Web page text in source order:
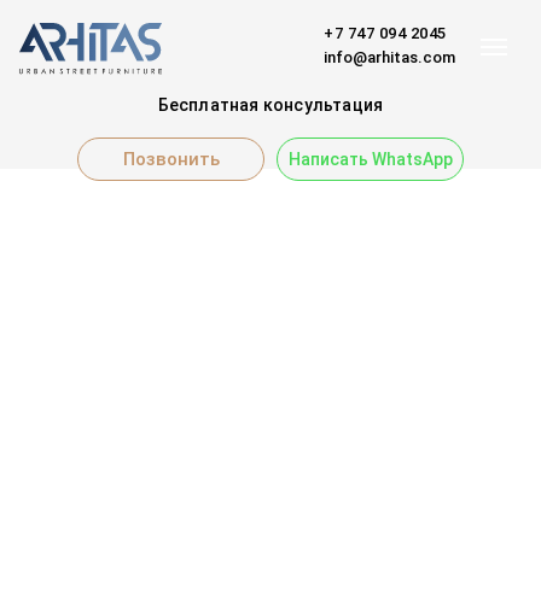
+7 747 094 2045
info@arhitas.com
Позвонить
Бесплатная консультация
Написать WhatsApp